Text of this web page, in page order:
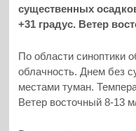
существенных
+31 градус. Ветер
По области синоптики
облачность. Днем без
местами туман.
Ветер восточный 8-13